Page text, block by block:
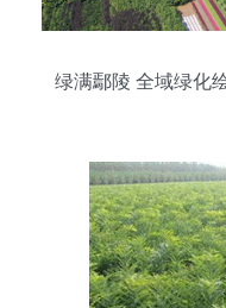
绿满鄢陵 全域绿化